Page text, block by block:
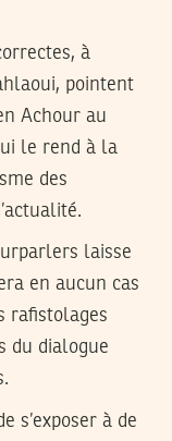
à
pointent
Achour au
le rend à la
des
laisse
en aucun cas
rafistolages
du dialogue
s’exposer à de